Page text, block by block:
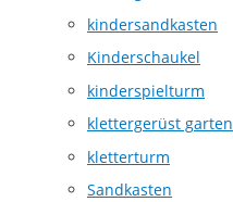
kindersandkasten
Kinderschaukel
kinderspielturm
klettergerüst garten
kletterturm
Sandkasten